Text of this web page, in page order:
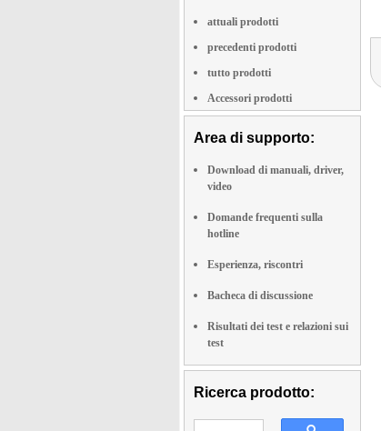
attuali prodotti
precedenti prodotti
tutto prodotti
Accessori prodotti
Area di supporto:
Download di manuali, driver,
video
Domande frequenti sulla
hotline
Esperienza, riscontri
Bacheca di discussione
Risultati dei test e relazioni sui
test
Ricerca prodotto: